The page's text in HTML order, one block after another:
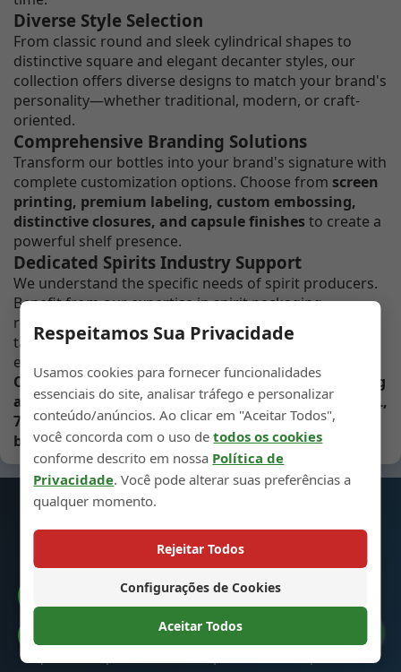
Diverse Style Selection
From classic round and sleek cylindrical shapes to
distinctive square and elegant decanter styles, our
collection offers diverse designs to match your brand's
personality—whether traditional, modern, or craft-
oriented.
Comprehensive Branding Solutions
Transform our bottles into your brand's signature with
complete customization options. Choose from screen
printing, premium labeling, custom embossing,
distinctive closures, and capsule finishesto create a
powerful shelf presence.
Dedicated Spirits Industry Support
We understand the specific needs of spirit producers.
Benefit from our expertise in spirit packaging
regulations, reliable bulk supply, and flexible ordering
tailored to both emerging craft distilleries and
established brands.
Contact us today to request our spirit bottle catalog
and samples. Let us help you find the perfect 500ML,
700ML, or 750ML glass bottle to elevate your spirit
brand.
Catálogo
Preferências de Cookies
Respeitamos Sua Privacidade
Usamos cookies para fornecer funcionalidades
essenciais do site, analisar tráfego e personalizar
conteúdo/anúncios. Ao clicar em "Aceitar Todos",
você concorda com o uso detodos os cookies
conforme descrito em nossa Política de
Privacidade. Você pode alterar suas preferências a
qualquer momento.
Rejeitar Todos
Configurações de Cookies
Aceitar Todos
Garrafas para Bebidas Espirituosas
em Vidro
Especializamo-nos em garrafas de vidro de alta